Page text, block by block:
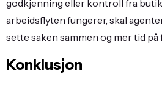
godkjenning eller kontroll fra
arbeidsflyten fungerer, skal
sette saken sammen og mer tid på
Konklusjon